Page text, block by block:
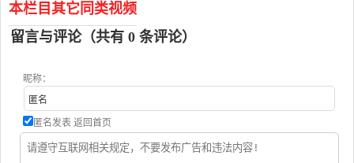
本栏目其它同类视频
留言与评论（共有 0 条评论）
昵称：
匿名发表 返回首页